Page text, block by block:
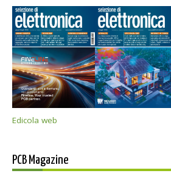
Edicola web
PCB Magazine